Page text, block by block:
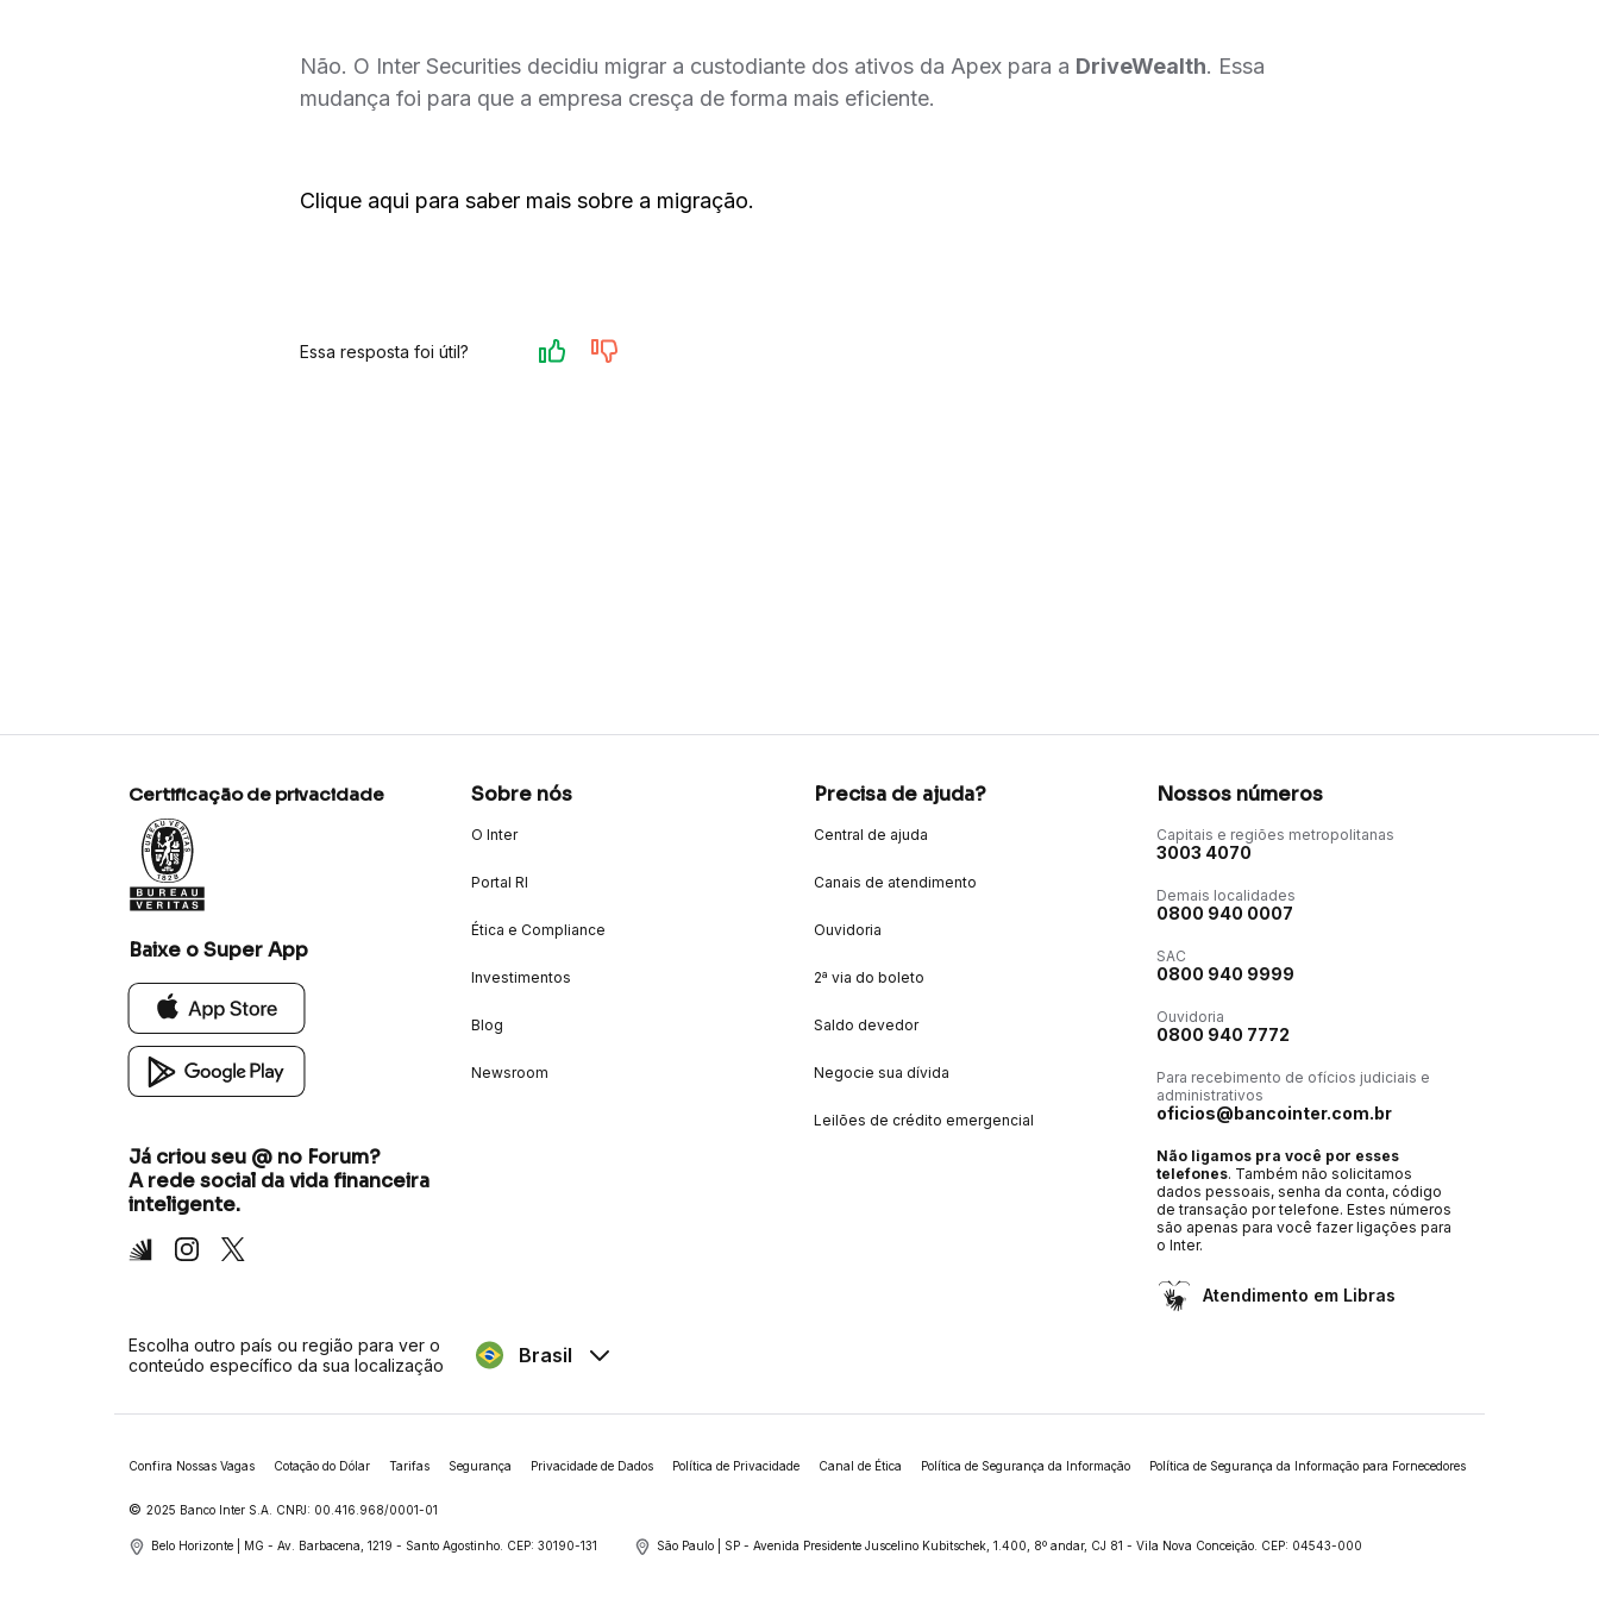
Não. O Inter Securities decidiu migrar a custodiante dos ativos da Apex para a DriveWealth. Essa
mudança foi para que a empresa cresça de forma mais eficiente.
Clique aqui para saber mais sobre a migração.
Essa resposta foi útil?
Certificação de privacidade
Baixe o Super App
Já criou seu @ no Forum?
A rede social da vida financeira
inteligente.
Inter Instagram
X
Sobre nós
O Inter
Portal RI
Ética e Compliance
Investimentos
Blog
Newsroom
Precisa de ajuda?
Central de ajuda
Canais de atendimento
Ouvidoria
2ª via do boleto
Saldo devedor
Negocie sua dívida
Leilões de crédito emergencial
Nossos números
Capitais e regiões metropolitanas
3003 4070
Demais localidades
0800 940 0007
SAC
0800 940 9999
Ouvidoria
0800 940 7772
Para recebimento de ofícios judiciais e
administrativos
oficios@bancointer.com.br
Não ligamos pra você por esses
telefones. Também não solicitamos
dados pessoais, senha da conta, código
de transação por telefone. Estes números
são apenas para você fazer ligações para
o Inter.
Atendimento em Libras
Escolha outro país ou região para ver o
conteúdo específico da sua localização
Brasil
Confira Nossas Vagas Cotação do Dólar Tarifas Segurança Privacidade de Dados Política de Privacidade Canal de Ética Política de Segurança da Informação Política de Segurança da Informação para Fornecedores
© 2025 Banco Inter S.A. CNPJ: 00.416.968/0001-01
Belo Horizonte | MG - Av. Barbacena, 1219 - Santo Agostinho. CEP: 30190-131 São Paulo | SP - Avenida Presidente Juscelino Kubitschek, 1.400, 8º andar, CJ 81 - Vila Nova Conceição. CEP: 04543-000